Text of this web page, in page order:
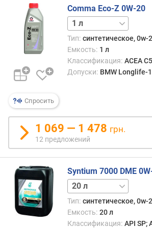
Спросить
Comma Eco-Z 0W-20
5 л
Тип: синтетическое, 0w-
Емкость: 1 л
Классификация: ACEA
Допуски: BMW Longlife-
1 069 — 1 478 грн.
12 предложений
Syntium 7000 DME
1 л5 л
Тип: синтетическое, 0w-
Емкость: 20 л
Классификация: API SP;